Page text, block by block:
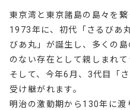
東京湾と東京諸島の島々を
1973年に、初代「さるびあ
びあ丸」が誕生し、多くの
のない存在として親しまれて
そして、今年6月、3代目「
受け継がれます。
明治の激動期から130年に渡